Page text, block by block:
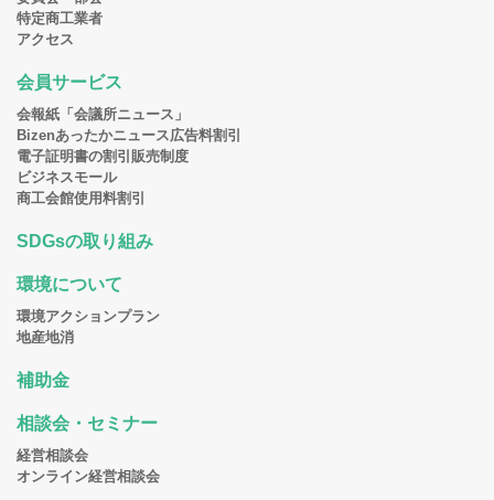
特定商工業者
アクセス
会員サービス
会報紙「会議所ニュース」
Bizenあったかニュース広告料割引
電子証明書の割引販売制度
ビジネスモール
商工会館使用料割引
SDGsの取り組み
環境について
環境アクションプラン
地産地消
補助金
相談会・セミナー
経営相談会
オンライン経営相談会